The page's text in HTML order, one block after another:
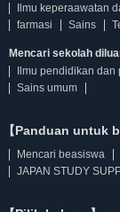
Ilmu keperaawatan
farmasi
Sains
Mencari sekolah
Ilmu pendidikan
Sains umum
【Panduan untuk
Mencari beasiswa
JAPAN STUDY